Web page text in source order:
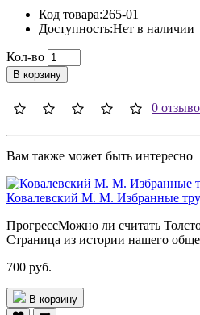
Код товара:265-01
Доступность:Нет в наличии
Кол-во
В корзину
0
Вам также может быть интересно
Ковалевский М. М. Избранные
ПрогрессМожно ли считать
Страница из истории нашего
700 руб.
В корзину